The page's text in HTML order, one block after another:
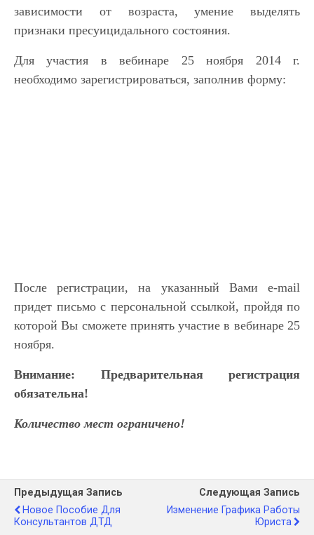
зависимости от возраста, умение выделять
признаки пресуицидального состояния.
Для участия в вебинаре 25 ноября 2014 г.
необходимо зарегистрироваться, заполнив форму:
После регистрации, на указанный Вами e-mail
придет письмо с персональной ссылкой, пройдя по
которой Вы сможете принять участие в вебинаре 25
ноября.
Внимание: Предварительная регистрация
обязательна!
Количество мест ограничено!
Предыдущая Запись
Новое Пособие Для
Консультантов ДТД
Следующая Запись
Изменение Графика Работы
Юриста